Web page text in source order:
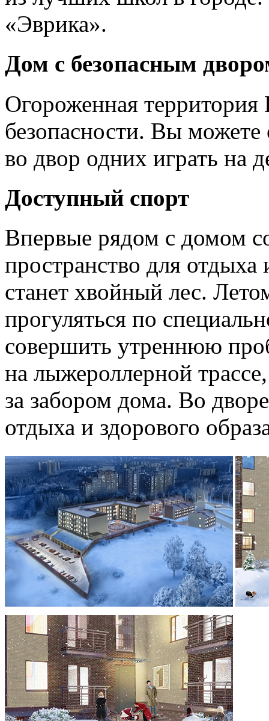
«Эврика».
Дом с безопасным
Огороженная
безопасности. Вы можете
во двор одних играть на
Доступный спорт
Впервые рядом с домом
пространство для
станет хвойный лес.
прогуляться по
совершить утреннюю
на лыжероллерной
за забором дома. Во
отдыха и здорового